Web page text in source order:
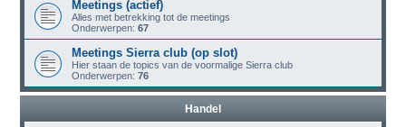
Meetings (actief)
Alles met betrekking tot de meetings
Onderwerpen: 67
Meetings Sierra club (op slot)
Hier staan de topics van de voormalige Sierra club
Onderwerpen: 76
Handel